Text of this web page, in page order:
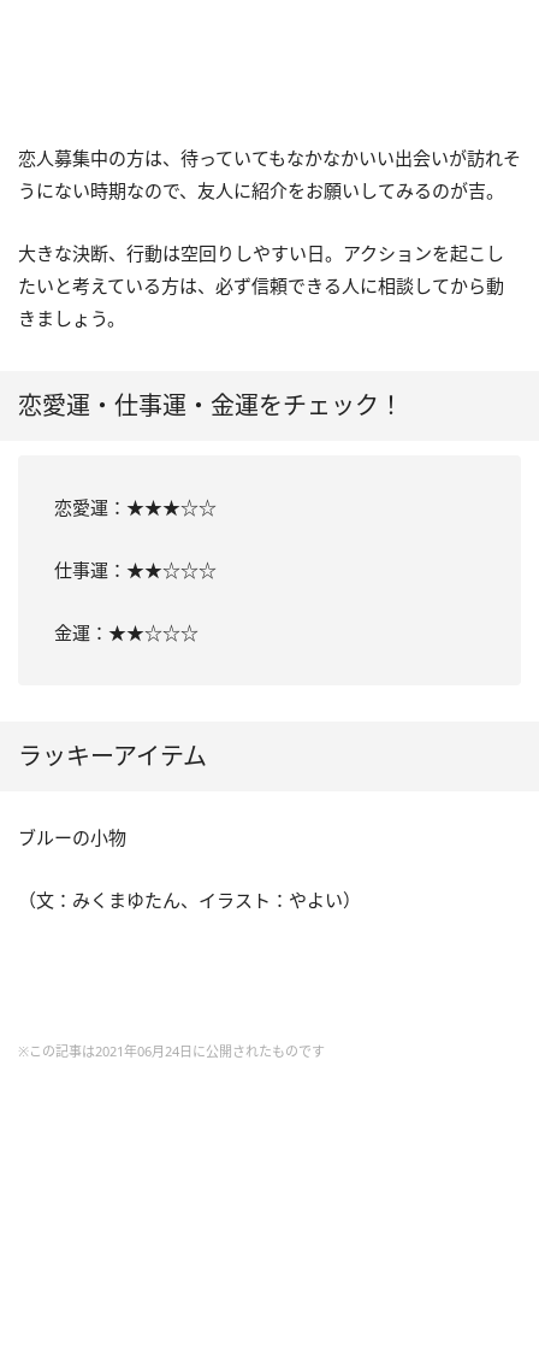
恋人募集中の方は、待っていてもなかなかいい出会いが訪れそ
うにない時期なので、友人に紹介をお願いしてみるのが吉。
大きな決断、行動は空回りしやすい日。アクションを起こし
たいと考えている方は、必ず信頼できる人に相談してから動
きましょう。
恋愛運・仕事運・金運をチェック！
恋愛運：★★★☆☆
仕事運：★★☆☆☆
金運：★★☆☆☆
ラッキーアイテム
ブルーの小物
（文：みくまゆたん、イラスト：やよい）
※この記事は2021年06月24日に公開されたものです